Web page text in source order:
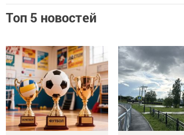
Топ 5 новостей